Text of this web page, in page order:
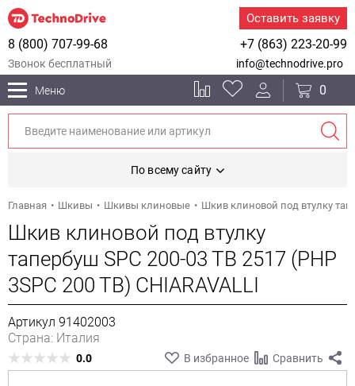
Оставить заявку
+7 (863) 223-20-99
8 (800) 707-99-68
Звонок бесплатный info@technodrive.pro
Меню 0
По всему сайту
Главная Шкивы Шкивы клиновые Шкив клиновой под втулку
Шкив клиновой под втулку
тапербуш SPC 200-03 TB 2517 (PHP
3SPC 200 TB) CHIARAVALLI
Артикул 91402003
Страна: Италия
0.0 В избранное Сравнить